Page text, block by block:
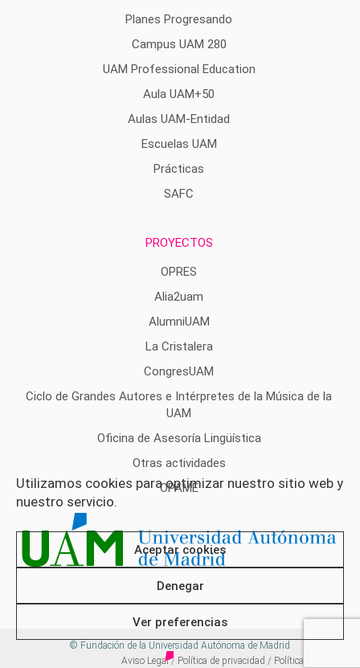
Utilizamos cookies para optimizar nuestro sitio web y
nuestro servicio.
Aceptar cookies
Denegar
Ver preferencias
Planes Progresando
Campus UAM 280
UAM Professional Education
Aula UAM+50
Aulas UAM-Entidad
Escuelas UAM
Prácticas
SAFC
PROYECTOS
OPRES
Alia2uam
AlumniUAM
La Cristalera
CongresUAM
Ciclo de Grandes Autores e Intérpretes de la Música de la
UAM
Oficina de Asesoría Lingüística
Otras actividades
OPAME
© Fundación de la Universidad Autónoma de Madrid
Aviso Legal/ Política de privacidad / Política de cookies